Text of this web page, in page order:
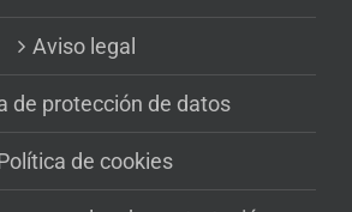
Aviso legal
de protección de datos
de cookies